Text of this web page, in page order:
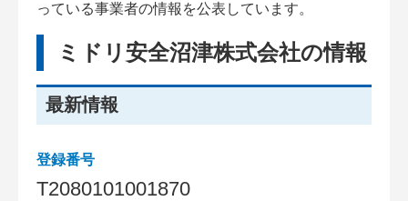
っている事業者の情報を公表しています。
ミドリ安全沼津株式会社の情報
最新情報
登録番号
T2080101001870